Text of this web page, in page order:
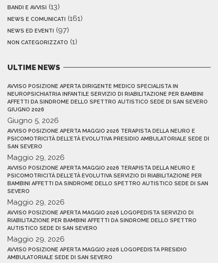
BANDI E AVVISI (13)
NEWS E COMUNICATI (161)
NEWS ED EVENTI (97)
NON CATEGORIZZATO (1)
ULTIME NEWS
AVVISO POSIZIONE APERTA DIRIGENTE MEDICO SPECIALISTA IN
NEUROPSICHIATRIA INFANTILE SERVIZIO DI RIABILITAZIONE PER BAMBINI
AFFETTI DA SINDROME DELLO SPETTRO AUTISTICO SEDE DI SAN SEVERO
GIUGNO 2026
Giugno 5, 2026
AVVISO POSIZIONE APERTA MAGGIO 2026 TERAPISTA DELLA NEURO E
PSICOMOTRICITÀ DELL’ETÀ EVOLUTIVA PRESIDIO AMBULATORIALE SEDE DI
SAN SEVERO
Maggio 29, 2026
AVVISO POSIZIONE APERTA MAGGIO 2026 TERAPISTA DELLA NEURO E
PSICOMOTRICITÀ DELL’ETÀ EVOLUTIVA SERVIZIO DI RIABILITAZIONE PER
BAMBINI AFFETTI DA SINDROME DELLO SPETTRO AUTISTICO SEDE DI SAN
SEVERO
Maggio 29, 2026
AVVISO POSIZIONE APERTA MAGGIO 2026 LOGOPEDISTA SERVIZIO DI
RIABILITAZIONE PER BAMBINI AFFETTI DA SINDROME DELLO SPETTRO
AUTISTICO SEDE DI SAN SEVERO
Maggio 29, 2026
AVVISO POSIZIONE APERTA MAGGIO 2026 LOGOPEDISTA PRESIDIO
AMBULATORIALE SEDE DI SAN SEVERO